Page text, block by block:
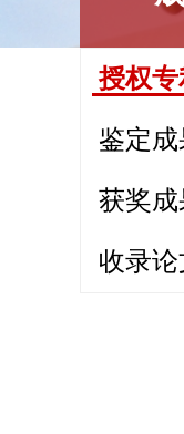
授权专
鉴定成
获奖成
收录论